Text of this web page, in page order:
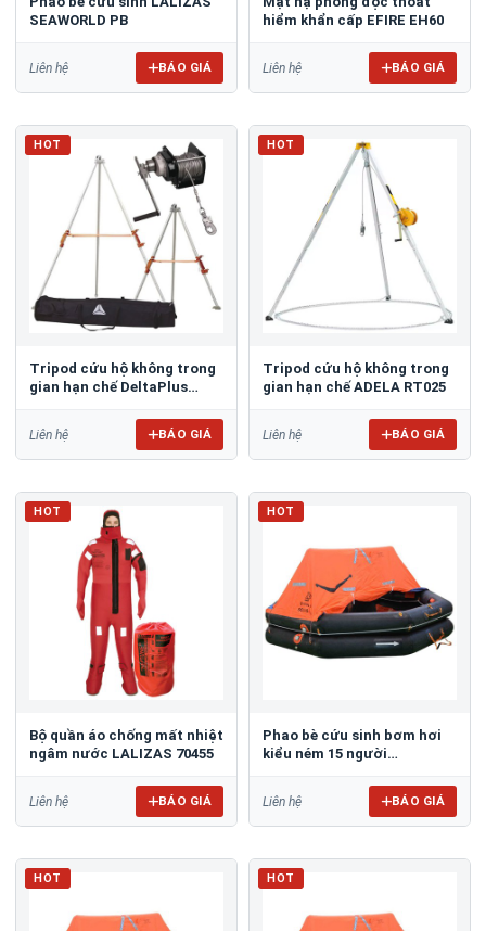
SEAWORLD PB
Liên hệ BÁO GIÁ
hiểm khẩn cấp EFIRE EH60
Liên hệ BÁO GIÁ
HOT
Tripod cứu hộ không trong
gian hạn chế DeltaPlus
Liên hệ BÁO GIÁ
HOT
Tripod cứu hộ không trong
gian hạn chế ADELA RT025
Liên hệ BÁO GIÁ
HOT
Bộ quần áo chống mất nhiệt
ngâm nước LALIZAS 70455
Liên hệ BÁO GIÁ
HOT
Phao bè cứu sinh bơm hơi
kiểu ném 15 người
Liên hệ BÁO GIÁ
HOT HOT